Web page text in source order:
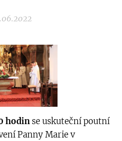
hodin se uskuteční poutní
Panny Marie v